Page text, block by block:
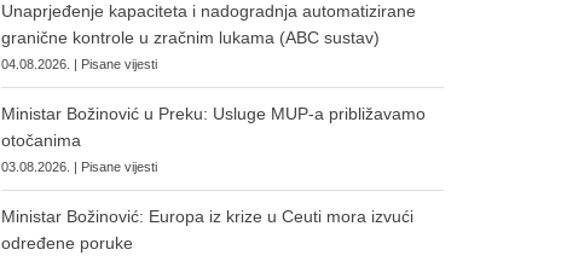
Unaprjeđenje kapaciteta i nadogradnja automatizirane
granične kontrole u zračnim lukama (ABC sustav)
04.08.2026. | Pisane vijesti
Ministar Božinović u Preku: Usluge MUP-a približavamo
otočanima
03.08.2026. | Pisane vijesti
Ministar Božinović: Europa iz krize u Ceuti mora izvući
određene poruke